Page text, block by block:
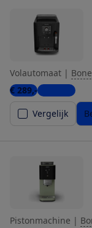
Volautomaat |
€ 289,-2 winkels
Vergelijk
Pistonmachine |